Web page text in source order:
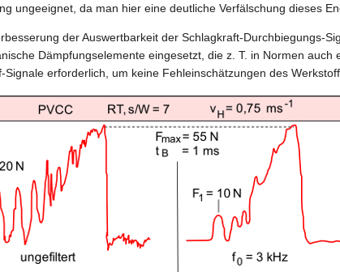
ungeeignet, da man hier eine deutliche Verfälschung dieses
der Auswertbarkeit der Schlagkraft-Durchbiegungs-
Dämpfungselemente eingesetzt, die z. T. in Normen
Signale erforderlich, um keine Fehleinschätzungen des